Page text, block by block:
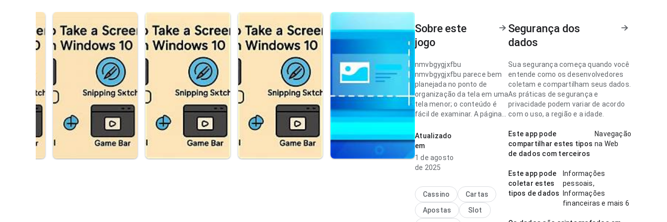
Sobre este
jogo
nmvbgygjxfbu
nmvbgygjxfbu parece bem
planejada no ponto de
organização da tela em uma
tela menor; o conteúdo é
fácil de examinar. A página
melhor que algo genérico.
nmvbgygjxfbu parece bem
planejada no ponto de
repetido; o conteúdo é fácil
de examinar. Esse equilíbrio
torna o app mais
Atualizado
em
1 de agosto
de 2025
Cassino
Cartas
Apostas
Slot
Segurança dos
dados
Sua segurança começa quando você
entende como os desenvolvedores
coletam e compartilham seus dados.
As práticas de segurança e
privacidade podem variar de acordo
com o uso, a região e a idade.
Este app pode
compartilhar estes tipos
de dados com terceiros
Navegação
na Web
Este app pode
coletar estes
tipos de dados
Informações
pessoais,
Informações
financeiras e mais 6